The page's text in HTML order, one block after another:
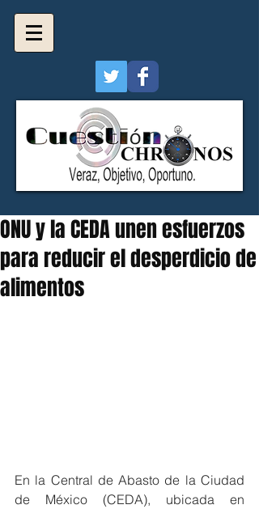
ONU y la CEDA unen esfuerzos
para reducir el desperdicio de
alimentos
En la Central de Abasto de la Ciudad
de México (CEDA), ubicada en